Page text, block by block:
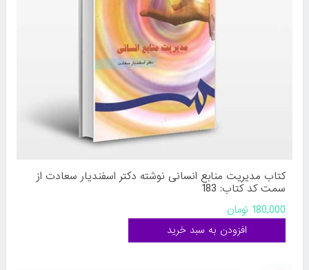
کتاب مدیریت منابع انسانی نوشته دکتر اسفندیار سعادت از
سمت کد کتاب: 183
180,000 تومان